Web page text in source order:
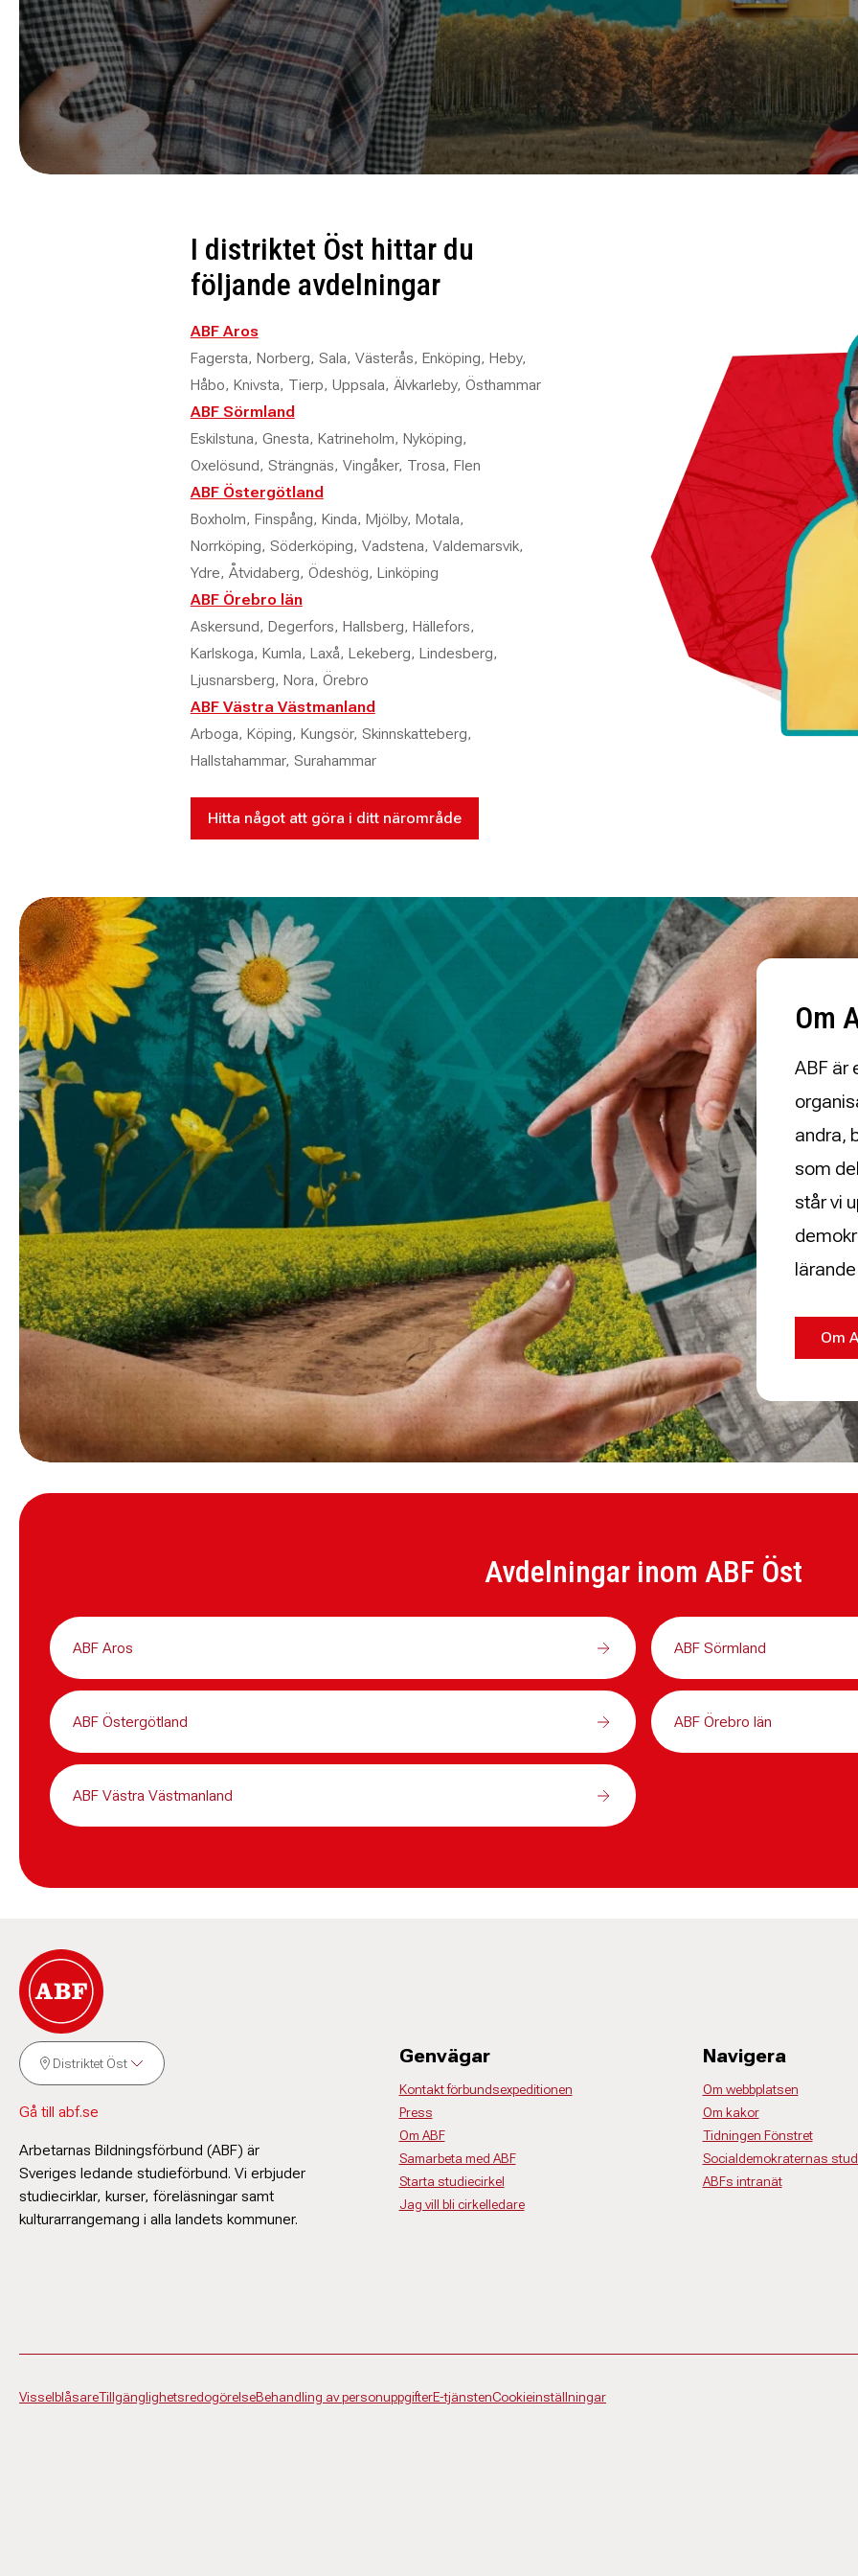
I distriktet Öst hittar du
följande avdelningar
ABF Aros
Fagersta, Norberg, Sala, Västerås, Enköping, Heby,
Håbo, Knivsta, Tierp, Uppsala, Älvkarleby, Östhammar
ABF Sörmland
Eskilstuna, Gnesta, Katrineholm, Nyköping,
Oxelösund, Strängnäs, Vingåker, Trosa, Flen
ABF Östergötland
Boxholm, Finspång, Kinda, Mjölby, Motala,
Norrköping, Söderköping, Vadstena, Valdemarsvik,
Ydre, Åtvidaberg, Ödeshög, Linköping
ABF Örebro län
Askersund, Degerfors, Hallsberg, Hällefors,
Karlskoga, Kumla, Laxå, Lekeberg, Lindesberg,
Ljusnarsberg, Nora, Örebro
ABF Västra Västmanland
Arboga, Köping, Kungsör, Skinnskatteberg,
Hallstahammar, Surahammar
Hitta något att göra i ditt närområde
Om
ABF är
andra,
som
står vi
Om
Avdelningar inom ABF Öst
ABF Aros ABF Sörmland
ABF Östergötland ABF Örebro län
ABF Västra Västmanland
Distriktet Öst
Gå till abf.se
Arbetarnas Bildningsförbund (ABF) är
Sveriges ledande studieförbund. Vi erbjuder
studiecirklar, kurser, föreläsningar samt
kulturarrangemang i alla landets kommuner.
Genvägar
Kontakt förbundsexpeditionen
Press
Om ABF
Samarbeta med ABF
Starta studiecirkel
Jag vill bli cirkelledare
Navigera
Om webbplatsen
Om kakor
Tidningen Fönstret
Socialdemokraternas
ABFs intranät
VisselblåsareTillgänglighetsredogörelseBehandling av personuppgifterE-tjänstenCookieinställningar